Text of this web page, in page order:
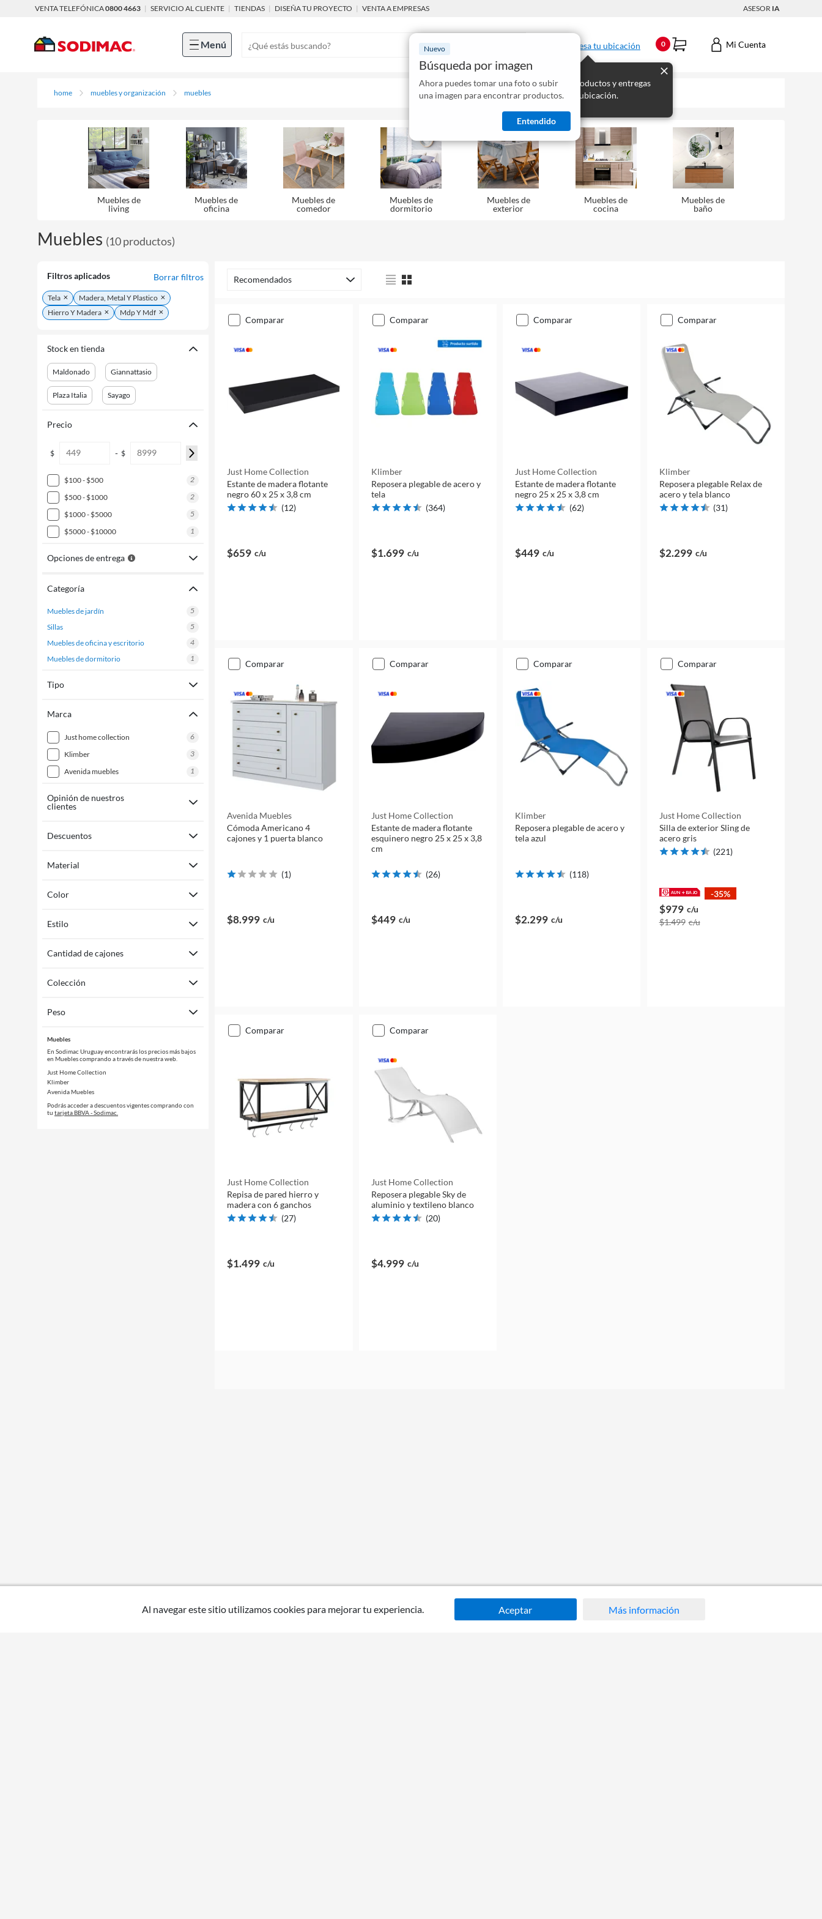
VENTA TELEFÓNICA0800 4663 | SERVICIO AL CLIENTE | TIENDAS | DISEÑA TU PROYECTO | VENTA A EMPRESAS ASESOR IA
Menú Nuevo
Búsqueda por imagen
Ahora puedes tomar una foto o subir
una imagen para encontrar productos.
Entendido
Ingresa tu ubicación
Mostraremos los productos y entregas
disponibles para tu ubicación.
0 Mi Cuenta
home muebles y organización muebles
Muebles de
living
Muebles de
oficina
Muebles de
comedor
Muebles de
dormitorio
Muebles de
exterior
Muebles de
cocina
Muebles de
baño
Muebles (10productos)
Filtros aplicados Borrar filtros
Tela
Madera, Metal Y Plastico
Hierro Y Madera
Mdp Y Mdf
Stock en tienda
Maldonado Giannattasio
Plaza Italia Sayago
Precio
$ - $
$100 - $500
2
$500 - $1000
2
$1000 - $5000
5
$5000 - $10000
1
Opciones de entrega
Categoría
muebles de jardín
5
sillas
5
muebles de oficina y escritorio
4
muebles de dormitorio
1
Tipo
Marca
just home collection
6
klimber
3
avenida muebles
1
Opinión de nuestros
clientes
Descuentos
Material
Color
Estilo
Cantidad de cajones
Colección
Peso
Muebles
En Sodimac Uruguay encontrarás los precios más bajos
en Muebles comprando a través de nuestra web.
Just Home Collection
Klimber
Avenida Muebles
Podrás acceder a descuentos vigentes comprando con
tu tarjeta BBVA - Sodimac.
Recomendados
comparar
Just Home Collection
Estante de madera flotante
negro 60 x 25 x 3,8 cm
(12)
$659 c/u
comparar
Klimber
Reposera plegable de acero y
tela
(364)
$1.699 c/u
comparar
Just Home Collection
Estante de madera flotante
negro 25 x 25 x 3,8 cm
(62)
$449 c/u
comparar
Klimber
Reposera plegable Relax de
acero y tela blanco
(31)
$2.299 c/u
comparar
Avenida Muebles
Cómoda Americano 4
cajones y 1 puerta blanco
(1)
$8.999 c/u
comparar
Just Home Collection
Estante de madera flotante
esquinero negro 25 x 25 x 3,8
cm
(26)
$449 c/u
comparar
Klimber
Reposera plegable de acero y
tela azul
(118)
$2.299 c/u
comparar
Just Home Collection
Silla de exterior Sling de
acero gris
(221)
-35%
$979 c/u
$1.499 c/u
comparar
Just Home Collection
Repisa de pared hierro y
madera con 6 ganchos
(27)
$1.499 c/u
comparar
Just Home Collection
Reposera plegable Sky de
aluminio y textileno blanco
(20)
$4.999 c/u
Al navegar este sitio utilizamos cookies para mejorar tu experiencia. Aceptar Más información